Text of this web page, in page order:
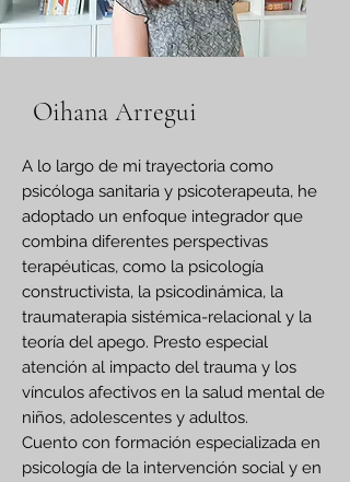
Oihana Arregui
A lo largo de mi trayectoria como
psicóloga sanitaria y psicoterapeuta, he
adoptado un enfoque integrador que
combina diferentes perspectivas
terapéuticas, como la psicología
constructivista, la psicodinámica, la
traumaterapia sistémica-relacional y la
teoría del apego. Presto especial
atención al impacto del trauma y los
vínculos afectivos en la salud mental de
niños, adolescentes y adultos.
Cuento con formación especializada en
psicología de la intervención social y en